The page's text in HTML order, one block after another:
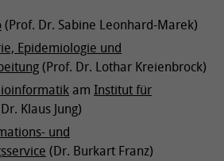
(Prof. Dr. Sabine Leonhard-Marek)
Epidemiologie und
(Prof. Dr. Lothar Kreienbrock)
am Institut für
Klaus Jung)
und
(Dr. Burkart Franz)